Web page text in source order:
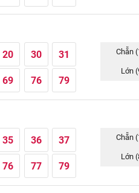
20 30 31
69 76 79
Chẵn
Lớn
35 36 37
76 77 79
Chẵn
Lớn